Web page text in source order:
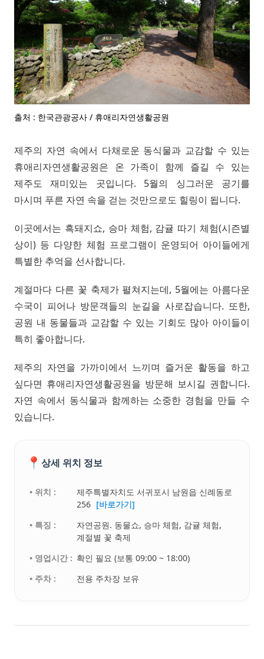
출처 : 한국관광공사 / 휴애리자연생활공원
제주의 자연 속에서 다채로운 동식물과 교감할 수 있는
휴애리자연생활공원은 온 가족이 함께 즐길 수 있는
제주도 재미있는 곳입니다. 5월의 싱그러운 공기를
마시며 푸른 자연 속을 걷는 것만으로도 힐링이 됩니다.
이곳에서는 흑돼지쇼, 승마 체험, 감귤 따기 체험(시즌별
상이) 등 다양한 체험 프로그램이 운영되어 아이들에게
특별한 추억을 선사합니다.
계절마다 다른 꽃 축제가 펼쳐지는데, 5월에는 아름다운
수국이 피어나 방문객들의 눈길을 사로잡습니다. 또한,
공원 내 동물들과 교감할 수 있는 기회도 많아 아이들이
특히 좋아합니다.
제주의 자연을 가까이에서 느끼며 즐거운 활동을 하고
싶다면 휴애리자연생활공원을 방문해 보시길 권합니다.
자연 속에서 동식물과 함께하는 소중한 경험을 만들 수
있습니다.
📍 상세 위치 정보
• 위치 :
제주특별자치도 서귀포시 남원읍 신례동로
256 [바로가기]
• 특징 :
자연공원. 동물쇼, 승마 체험, 감귤 체험,
계절별 꽃 축제
• 영업시간 : 확인 필요 (보통 09:00 ~ 18:00)
• 주차 :
전용 주차장 보유